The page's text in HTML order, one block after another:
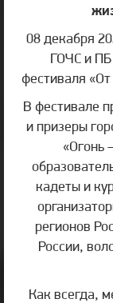
08 декабря
ГОЧС и ПБ
фестиваля
В фестивале
и призеры
«Огонь
кадеты и
регионов
России,
Как всегда,